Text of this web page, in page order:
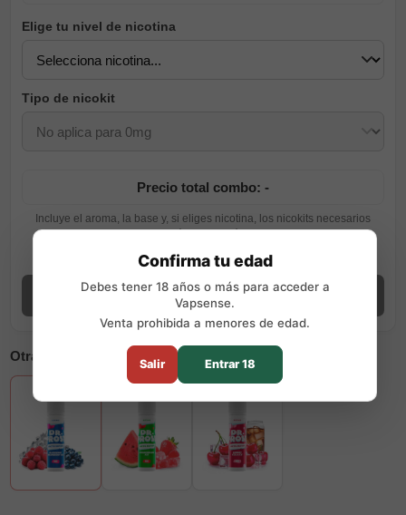
Elige tu nivel de nicotina
Tipo de nicokit
Precio total combo: -
Incluye el aroma, la base y, si eliges nicotina, los nicokits necesarios
según tu elección.
Ver guía de preparación
Añadir combo
Otras opciones disponibles
Confirma tu edad
Debes tener 18 años o más para acceder a
Vapsense.
Venta prohibida a menores de edad.
Salir Entrar 18